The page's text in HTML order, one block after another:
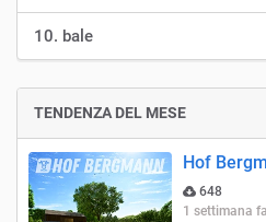
10. bale
TENDENZA DEL MESE
Hof
648
1 settimana fa